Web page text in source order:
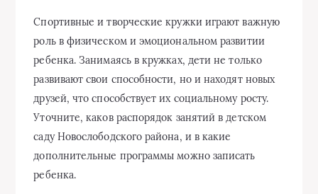
Спортивные и творческие кружки играют важную
роль в физическом и эмоциональном развитии
ребенка. Занимаясь в кружках, дети не только
развивают свои способности, но и находят новых
друзей, что способствует их социальному росту.
Уточните, каков распорядок занятий в детском
саду Новослободского района, и в какие
дополнительные программы можно записать
ребенка.